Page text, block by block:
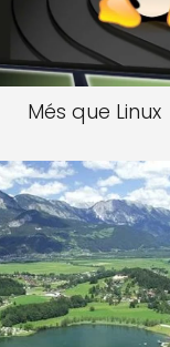
Més que Linux